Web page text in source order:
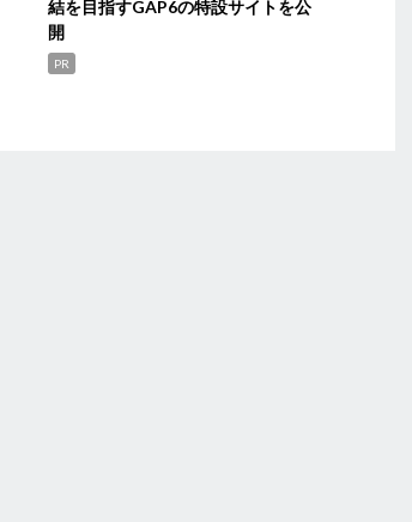
結を目指すGAP6の特設サイトを公
開
PR